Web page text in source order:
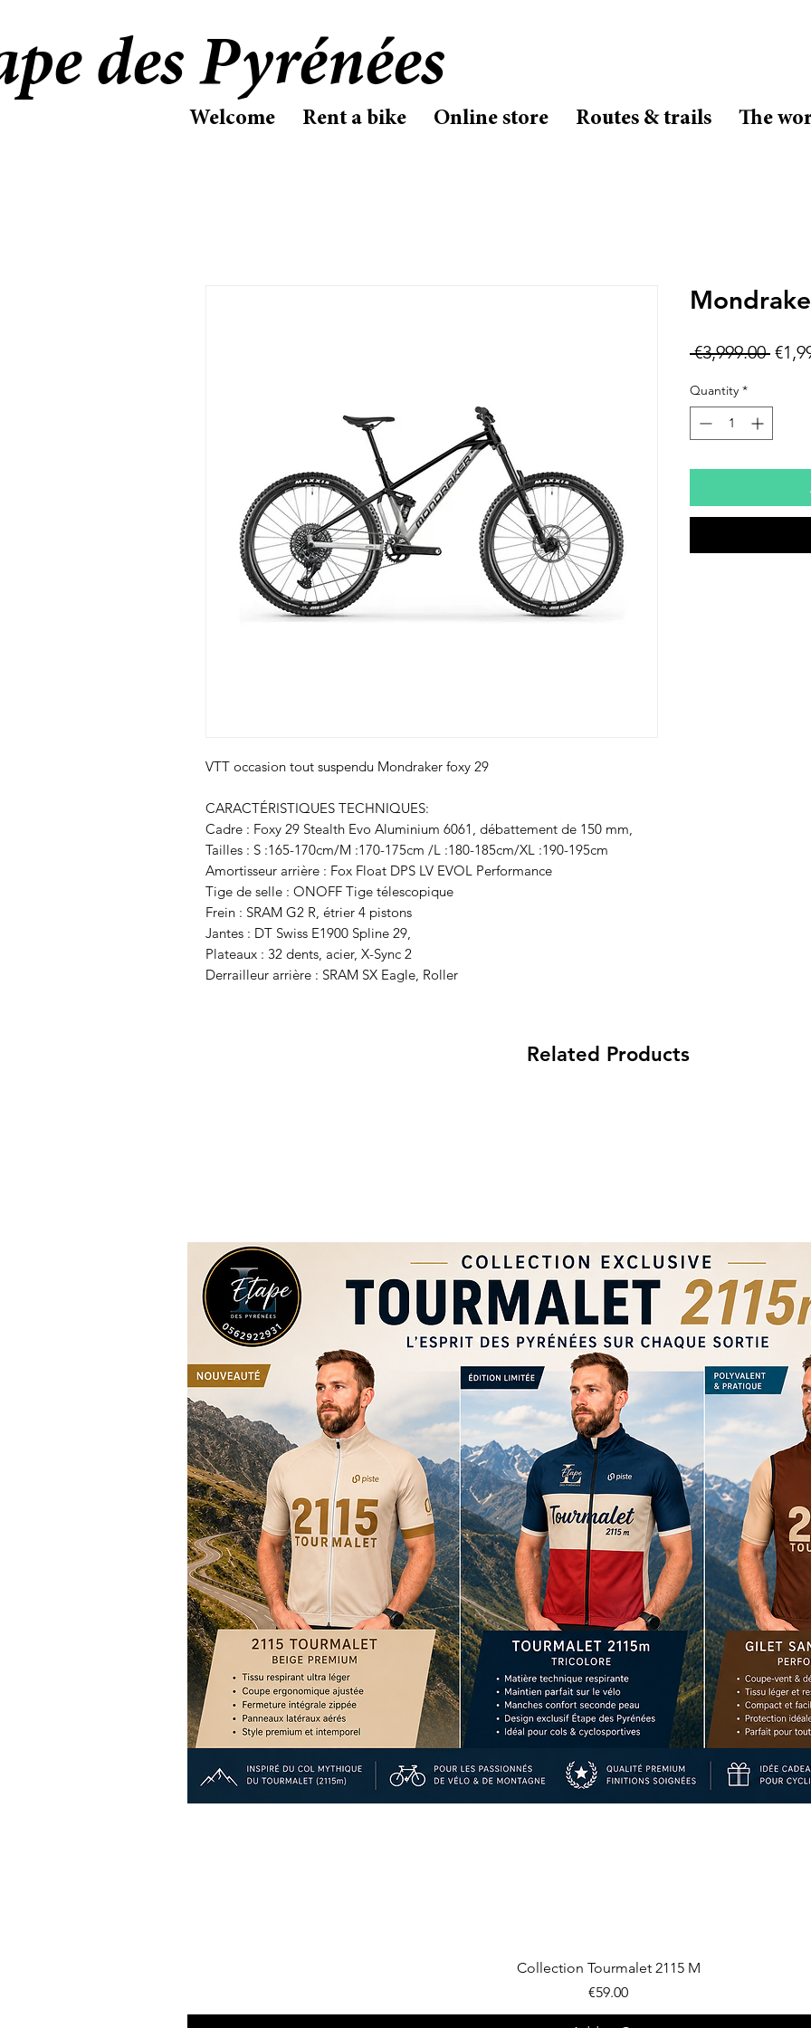
Welcome Rent a bike Online store Routes & trails The
des Pyrénées
VTT occasion tout suspendu Mondraker foxy 29
CARACTÉRISTIQUES TECHNIQUES:
Cadre : Foxy 29 Stealth Evo Aluminium 6061, débattement de 150 mm,
Tailles : S :165-170cm/M :170-175cm /L :180-185cm/XL :190-195cm
Amortisseur arrière : Fox Float DPS LV EVOL Performance
Tige de selle : ONOFF Tige télescopique
Frein : SRAM G2 R, étrier 4 pistons
Jantes : DT Swiss E1900 Spline 29,
Plateaux : 32 dents, acier, X-Sync 2
Derrailleur arrière : SRAM SX Eagle, Roller
€3,999.00
Quantity *
Related Products
Quick View
Collection Tourmalet 2115 M
Price
€59.00